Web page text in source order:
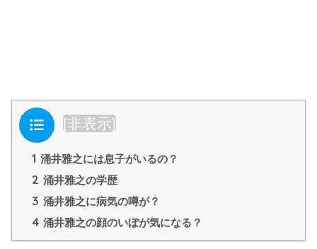
目次 [非表示]
1 涌井雅之には息子がいるの？
2 涌井雅之の学歴
3 涌井雅之に病気の噂が？
4 涌井雅之の顔のいぼが気になる？